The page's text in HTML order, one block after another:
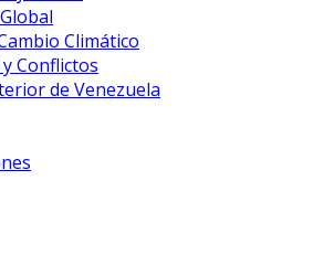
Climático
Conflictos
de Venezuela